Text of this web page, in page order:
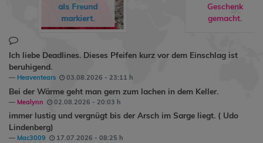
als Freund
markiert.
Geschenk
gemacht.
Ich liebe Deadlines. Dieses Pfeifen kurz vor dem Einschlag ist
beruhigend.
Heaventears 03.08.2026 - 23:11 h
Bei der Wärme geht man gern zum lachen in dem Keller.
Mealynn 02.08.2026 - 20:03 h
immer lustig und vergnügt bis der Arsch im Sarge liegt. ( Udo
Lindenberg)
Mac3009 17.07.2026 - 08:25 h